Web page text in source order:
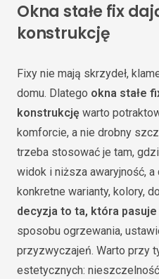
Okna stałe fix
konstrukcję
Fixy nie mają skrzydeł,
domu. Dlatego okna stałe
konstrukcję warto
komforcie, a nie drobny
trzeba stosować je tam,
widok i niższa awaryjność,
konkretne warianty, kolory,
decyzja to ta, która
sposobu ogrzewania,
przyzwyczajeń. Warto przy
estetycznych: